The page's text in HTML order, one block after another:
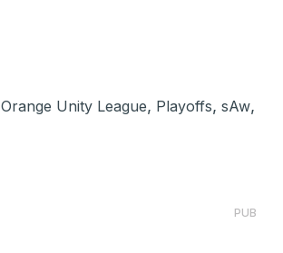
Orange Unity League, Playoffs, sAw,
PUB